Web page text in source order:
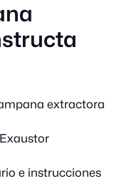
extractora
e instrucciones